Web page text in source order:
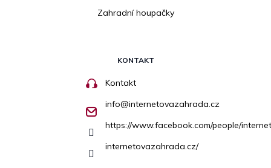
Zahradní houpačky
KONTAKT
Kontakt
info@internetovazahrada.cz
https://www.facebook.com/people/
internetovazahrada.cz/